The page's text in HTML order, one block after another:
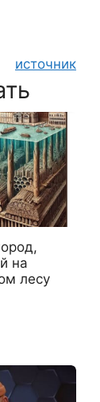
источник
на
лесу